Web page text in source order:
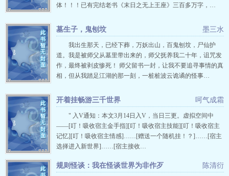
体！！！已有完结老书《末日之无上王座》三百多万字，…
墨三水
墓生子，鬼刨坟
我出生那天，已经下葬，万妖出山，百鬼刨坟，尸仙护
道。我是被师父从墓里带出来的，师父抚养我二十年，诅咒发
作，最终被剥皮惨死！ 师父留书一封，让我不要追寻事情的真
相，但从我踏足江湖的那一刻，一桩桩波云诡谲的怪事…
呵气成霜
开着挂畅游三千世界
" 入V通知：本文3月14日入V，当日三更。虚拟空间中
——[叮！吸收宿主金手指][叮！吸收宿主技能][叮！吸收宿主
记忆][叮！吸收宿主情感]……[赠送一个随机挂！？]……[宿主
选择进入新世界]……[宿主接收…
陈清衍
规则怪谈：我在怪谈世界为非作歹